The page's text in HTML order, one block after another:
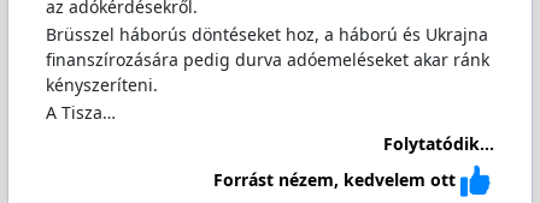
az adókérdésekről.
Brüsszel háborús döntéseket hoz, a háború és Ukrajna
finanszírozására pedig durva adóemeléseket akar ránk
kényszeríteni.
A Tisza…
Folytatódik...
Forrást nézem, kedvelem ott